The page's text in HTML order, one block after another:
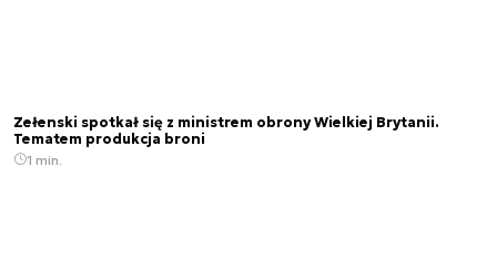
Zełenski spotkał się z ministrem obrony Wielkiej Brytanii.
Tematem produkcja broni
1 min.